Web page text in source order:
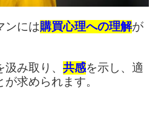
ンには購買心理への理解が
汲み取り、 共感を示し、適
求められます。